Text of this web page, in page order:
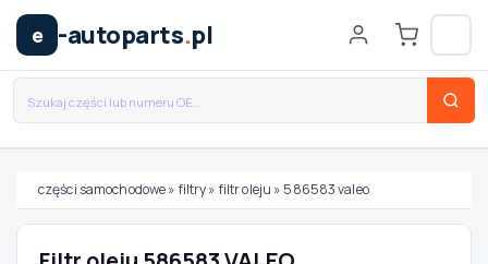
e -autoparts.pl
Wybierz swój pojazd
części samochodowe» filtry» filtr oleju » 586583 valeo